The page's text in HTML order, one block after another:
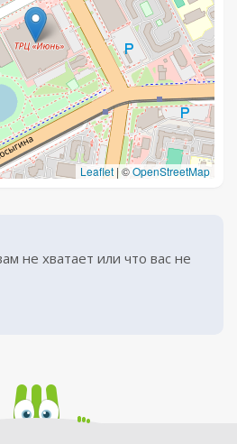
Leaflet |©OpenStreetMap
не хватает или что вас не